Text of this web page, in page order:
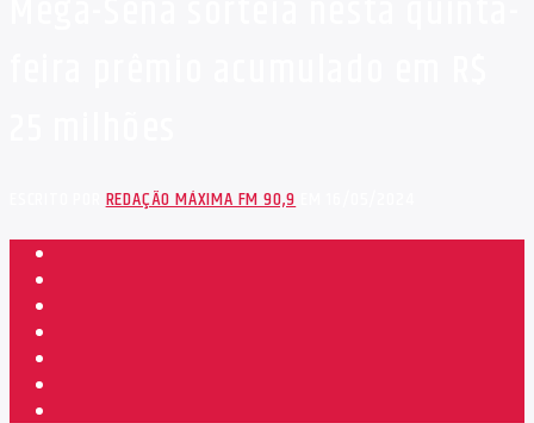
ESCRITO PORREDAÇÃO MÁXIMA FM 90,9EM 16/05/2024